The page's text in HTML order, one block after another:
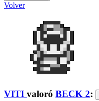
Volver
VITI valoró BECK 2: